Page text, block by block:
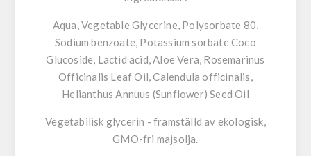
Aqua, Vegetable Glycerine, Polysorbate 80,
Sodium benzoate, Potassium sorbate Coco
Glucoside, Lactid acid, Aloe Vera, Rosemarinus
Officinalis Leaf Oil, Calendula officinalis,
Helianthus Annuus (Sunflower) Seed Oil
Vegetabilisk glycerin - framställd av ekologisk,
GMO-fri majsolja.